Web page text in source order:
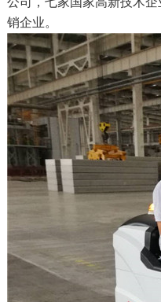
销企业。